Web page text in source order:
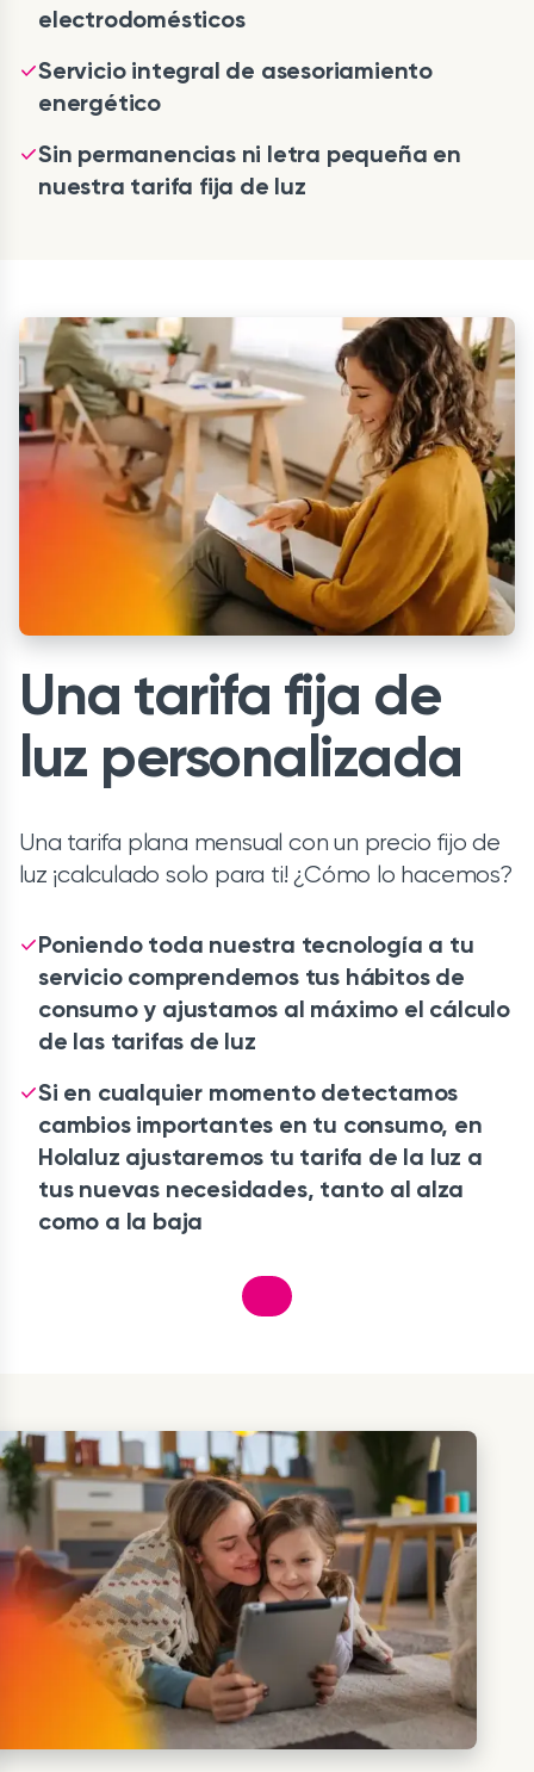
electrodomésticos
Servicio integral de asesoriamiento
energético
Sin permanencias ni letra pequeña en
nuestra tarifa fija de luz
Una tarifa fija de
luz personalizada
Una tarifa plana mensual con un precio fijo de
luz ¡calculado solo para ti! ¿Cómo lo hacemos?
Poniendo toda nuestra tecnología a tu
servicio comprendemos tus hábitos de
consumo y ajustamos al máximo el cálculo
de las tarifas de luz
Si en cualquier momento detectamos
cambios importantes en tu consumo, en
Holaluz ajustaremos tu tarifa de la luz a
tus nuevas necesidades, tanto al alza
como a la baja